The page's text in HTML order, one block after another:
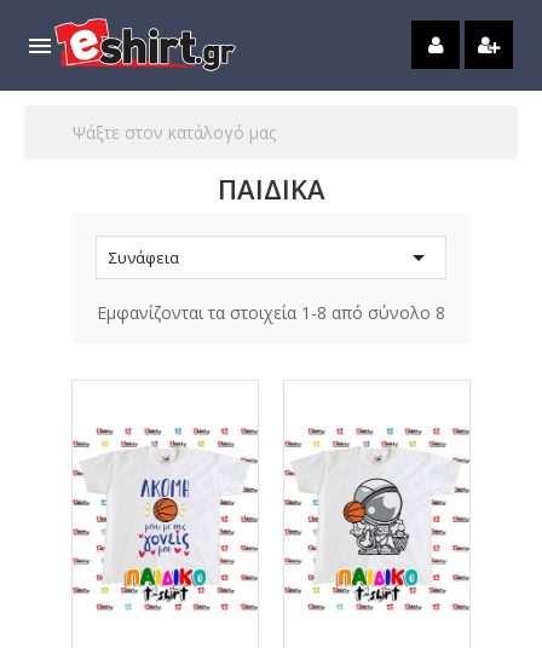

ΠΑΙΔΙΚΑ
Συνάφεια 
Εμφανίζονται τα στοιχεία 1-8 από σύνολο 8